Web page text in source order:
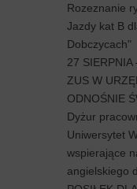
Rozeznanie
Jazdy kat B
Dobczycach"
27 SIERPNIA
ZUS W
ODNOŚNIE
Dyżur
Uniwersytet
wspierające
angielskiego